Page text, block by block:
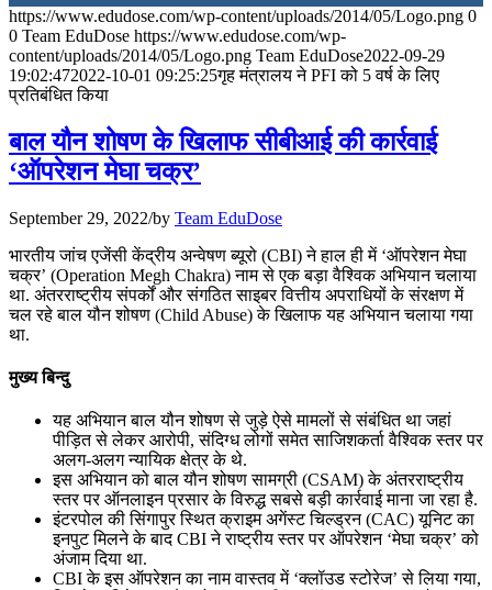
July 28, 2026
📝 डेली करेंट अफेयर्स: 25-27 जुलाई 2026
📝 डेली करेंट अफेयर्स: 22-24 जुलाई 2026
📝 डेली करेंट अफेयर्स: 19-21 जुलाई 2026
July 19, 2026
📝 डेली करेंट अफेयर्स: 16-18 जुलाई 2026
July 16, 2026
📝 डेली करेंट अफेयर्स: 13-15 जुलाई 2026
https://www.edudose.com/wp-content/uploads/2014/05/Logo.png 0
0 Team EduDose https://www.edudose.com/wp-
content/uploads/2014/05/Logo.png Team EduDose2022-09-29
19:02:472022-10-01 09:25:25गृह मंत्रालय ने PFI को 5 वर्ष के लिए
प्रतिबंधित किया
बाल यौन शोषण के खिलाफ सीबीआई की कार्रवाई
‘ऑपरेशन मेघा चक्र’
September 29, 2022/by Team EduDose
भारतीय जांच एजेंसी केंद्रीय अन्वेषण ब्यूरो (CBI) ने हाल ही में ‘ऑपरेशन मेघा
चक्र’ (Operation Megh Chakra) नाम से एक बड़ा वैश्विक अभियान चलाया
था. अंतरराष्ट्रीय संपर्कों और संगठित साइबर वित्तीय अपराधियों के संरक्षण में
चल रहे बाल यौन शोषण (Child Abuse) के खिलाफ यह अभियान चलाया गया
था.
मुख्य बिन्दु
यह अभियान बाल यौन शोषण से जुड़े ऐसे मामलों से संबंधित था जहां
पीड़ित से लेकर आरोपी, संदिग्ध लोगों समेत साजिशकर्ता वैश्विक स्तर पर
अलग-अलग न्यायिक क्षेत्र के थे.
इस अभियान को बाल यौन शोषण सामग्री (CSAM) के अंतरराष्ट्रीय
स्तर पर ऑनलाइन प्रसार के विरुद्ध सबसे बड़ी कार्रवाई माना जा रहा है.
इंटरपोल की सिंगापुर स्थित क्राइम अगेंस्ट चिल्ड्रन (CAC) यूनिट का
इनपुट मिलने के बाद CBI ने राष्ट्रीय स्तर पर ऑपरेशन ‘मेघा चक्र’ को
अंजाम दिया था.
CBI के इस ऑपरेशन का नाम वास्तव में ‘क्लॉउड स्टोरेज’ से लिया गया,